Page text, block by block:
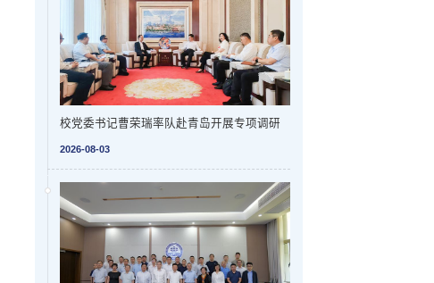
校党委书记曹荣瑞率队赴青岛开展专项调研
2026-08-03